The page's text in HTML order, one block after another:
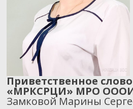
Приветственное
«МРКСРЦИ» МРО
Замковой Марины